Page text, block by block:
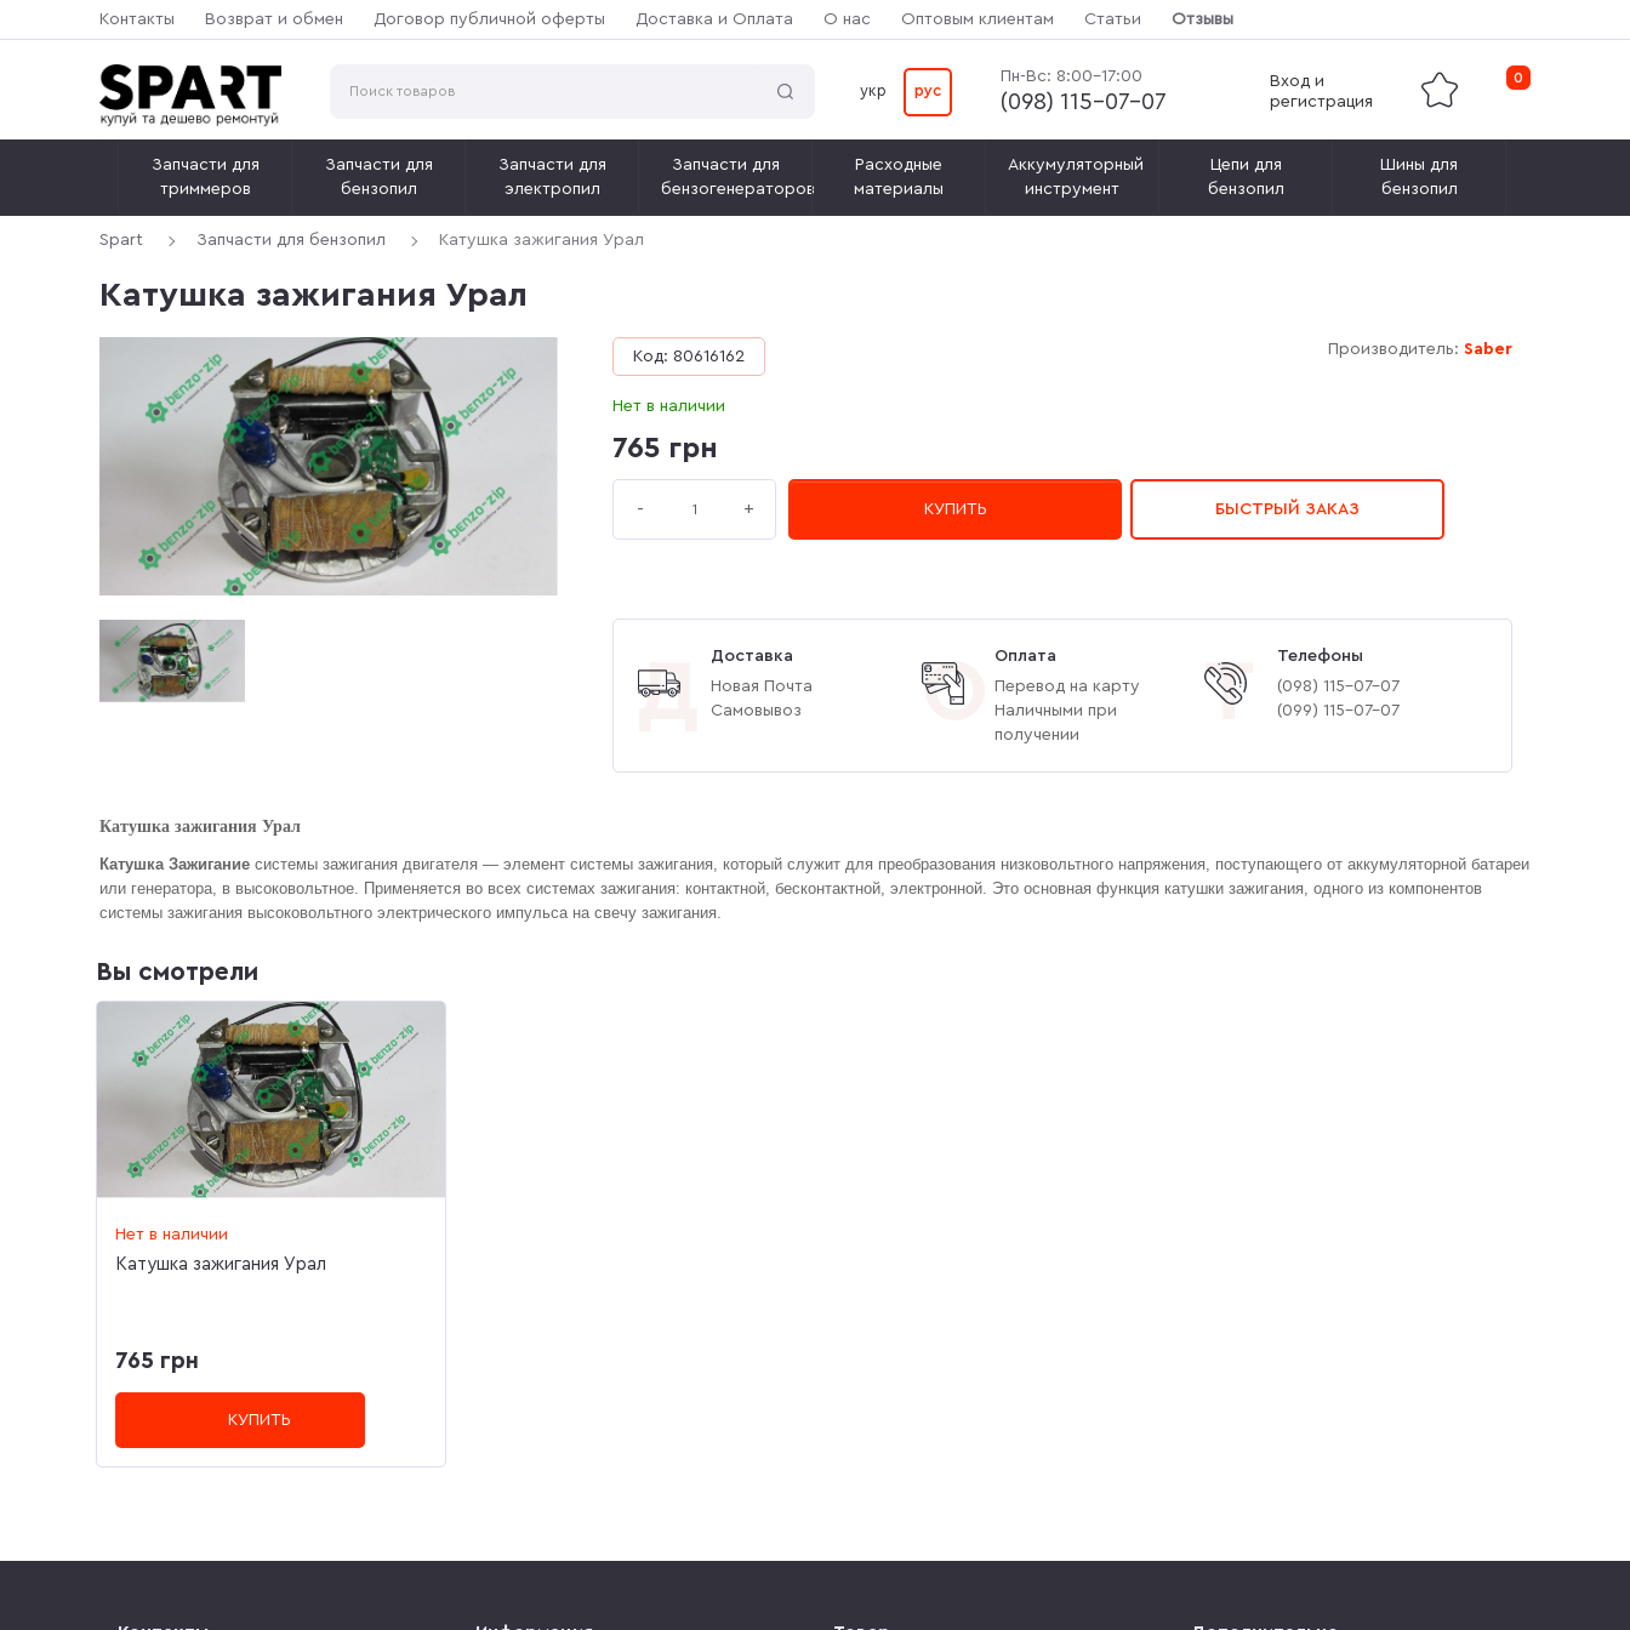
Контакты Возврат и обмен Договор публичной оферты Доставка и Оплата О нас Оптовым клиентам Статьи Отзывы
0
Вход и
регистрация
Пн-Вс: 8:00-17:00
(‎098) 115-07-07
укр рус
Запчасти для
триммеров
Запчасти для
бензопил
Запчасти для
электропил
Запчасти для
бензогенераторов
Расходные
материалы
Аккумуляторный
инструмент
Цепи для
бензопил
Шины для
бензопил
Spart Запчасти для бензопил Катушка зажигания Урал
Катушка зажигания Урал
Производитель: Saber
Код: 80616162
Нет в наличии
765 грн
- + КУПИТЬ БЫСТРЫЙ ЗАКАЗ
Д
Доставка
Новая Почта
Самовывоз
О
Оплата
Перевод на карту
Наличными при
получении
Т
Телефоны
(‎098) 115-07-07
(‎099) 115-07-07
Катушка зажигания Урал
Катушка Зажигание системы зажигания двигателя — элемент системы зажигания, который служит для преобразования низковольтного напряжения, поступающего от аккумуляторной батареи
или генератора, в высоковольтное. Применяется во всех системах зажигания: контактной, бесконтактной, электронной. Это основная функция катушки зажигания, одного из компонентов
системы зажигания высоковольтного электрического импульса на свечу зажигания.
Вы смотрели
Нет в наличии
Катушка зажигания Урал
765 грн
КУПИТЬ